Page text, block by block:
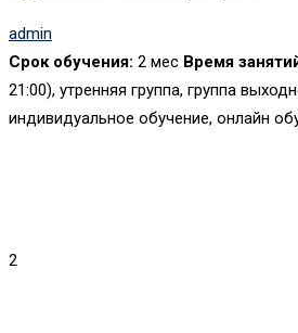
admin
Срок обучения: 2 мес Время
21:00), утренняя группа, группа
индивидуальное обучение, онлайн
2